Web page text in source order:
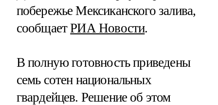
побережье Мексиканского залива,
сообщаетРИА Новости.
В полную готовность приведены
семь сотен национальных
гвардейцев. Решение об этом